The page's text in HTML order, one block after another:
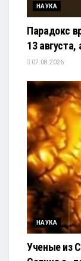
НАУКА
Парадокс
13 августа,
07.08.2026
НАУКА
Ученые из